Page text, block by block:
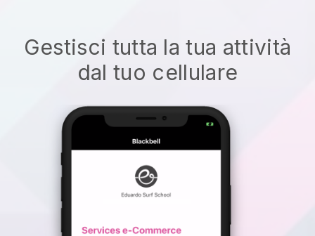
Gestisci tutta la tua attività
dal tuo cellulare